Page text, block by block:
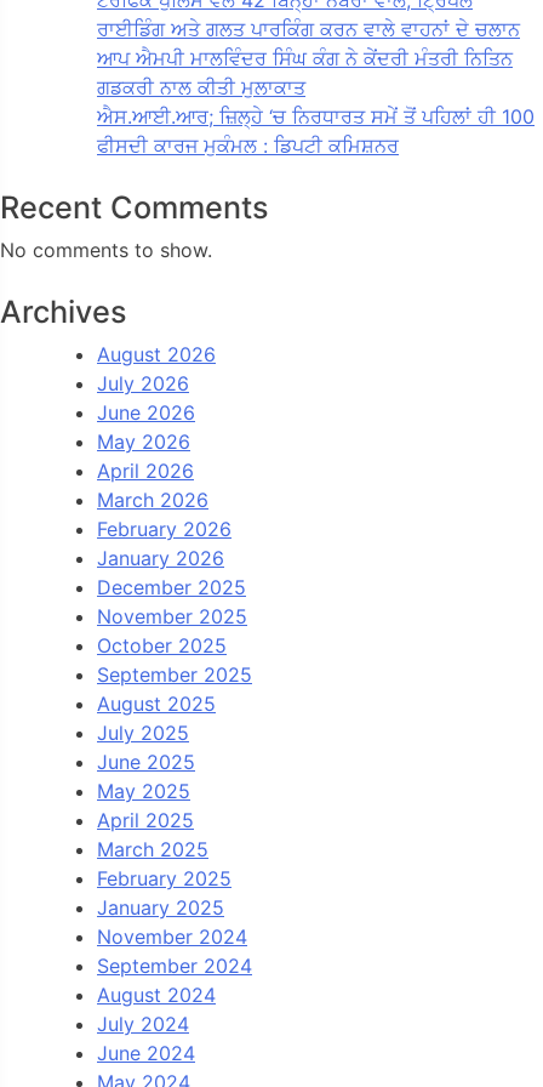
ਰਾਈਡਿੰਗ ਅਤੇ ਗਲਤ ਪਾਰਕਿੰਗ ਕਰਨ ਵਾਲੇ ਵਾਹਨਾਂ ਦੇ ਚਲਾਨ
ਆਪ ਐਮਪੀ ਮਾਲਵਿੰਦਰ ਸਿੰਘ ਕੰਗ ਨੇ ਕੇਂਦਰੀ ਮੰਤਰੀ ਨਿਤਿਨ
ਗਡਕਰੀ ਨਾਲ ਕੀਤੀ ਮੁਲਾਕਾਤ
ਐਸ.ਆਈ.ਆਰ; ਜ਼ਿਲ੍ਹੇ ‘ਚ ਨਿਰਧਾਰਤ ਸਮੇਂ ਤੋਂ ਪਹਿਲਾਂ ਹੀ 100
ਫੀਸਦੀ ਕਾਰਜ ਮੁਕੰਮਲ : ਡਿਪਟੀ ਕਮਿਸ਼ਨਰ
Recent Comments
No comments to show.
Archives
August 2026
July 2026
June 2026
May 2026
April 2026
March 2026
February 2026
January 2026
December 2025
November 2025
October 2025
September 2025
August 2025
July 2025
June 2025
May 2025
April 2025
March 2025
February 2025
January 2025
November 2024
September 2024
August 2024
July 2024
June 2024